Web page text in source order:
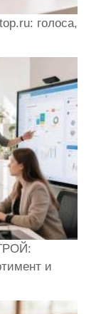
голоса,
и